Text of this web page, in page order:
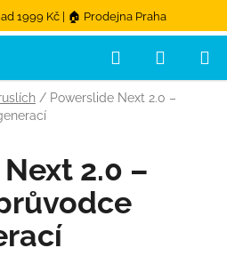
1999 Kč | 🏠 Prodejna Praha
Hledat
/ Powerslide Next 2.0 –
2.0 –